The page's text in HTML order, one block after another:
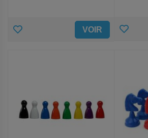
AJOUTER VOIR